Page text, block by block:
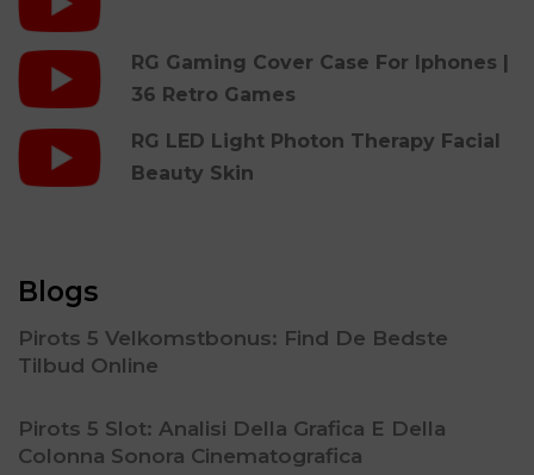
RG Gaming Cover Case For Iphones |
36 Retro Games
RG LED Light Photon Therapy Facial
Beauty Skin
Blogs
Pirots 5 Velkomstbonus: Find De Bedste
Tilbud Online
Pirots 5 Slot: Analisi Della Grafica E Della
Colonna Sonora Cinematografica